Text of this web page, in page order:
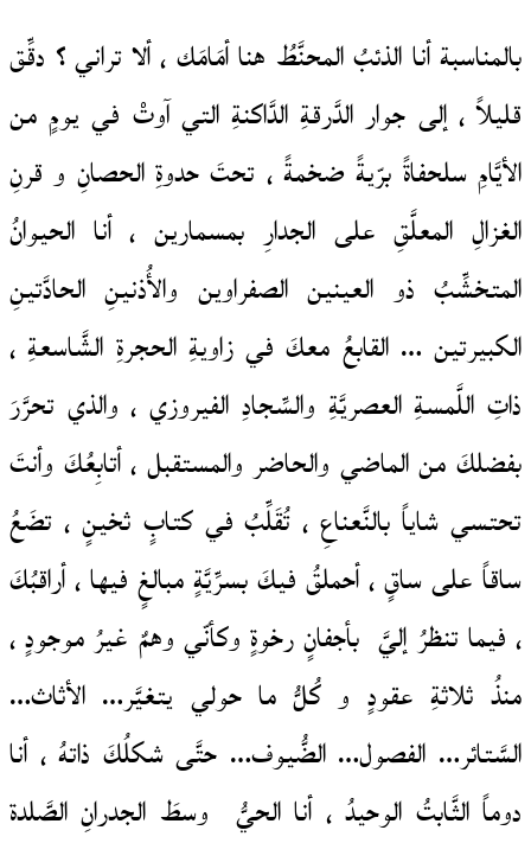
بالمناسبة أنا الذئبُ المحنَّطُ هنا أمَامَك ، ألا تراني ؟ دقِّق
قليلاً ، إلى جوار الدَّرقةِ الدَّاكنةِ التي آوتْ في يومٍ من
الأيَّامِ سلحفاةً برّيةً ضخمةً ، تحتَ حدوةِ الحصانِ و قرنِ
الغزالِ المعلَّقِ على الجدارِ بمسمارين ، أنا الحيوانُ
المتخشِّبُ ذو العينين الصفراوين والأُذنينِ الحادَّتينِ
الكبيرتين … القابعُ معكَ في زاويةِ الحجرةِ الشَّاسعةِ ،
ذاتِ اللَّمسةِ العصريَّةِ والسِّجادِ الفيروزي ، والذي تحرَّرَ
بفضلكَ من الماضي والحاضر والمستقبل ، أتابِعُكَ وأنتَ
تحتسي شاياً بالنَّعناعِ ، تُقَلِّبُ في كتابٍ ثخينٍ ، تضَعُ
ساقاً على ساقٍ ، أحملقُ فيكَ بسرِّيَّةٍ مبالغٍ فيها ، أراقبُكَ
، فيما تنظرُ إليَّ بأجفانٍ رخوةٍ وكأنّي وهمٌ غيرُ موجودٍ ،
منذُ ثلاثةِ عقودٍ و كُلُّ ما حولي يتغيَّر… الأثاث…
السَّتائر… الفصول… الضُّيوف… حتَّى شكلُكَ ذاتهُ ، أنا
دوماً الثَّابتُ الوحيدُ ، أنا الحيُّ وسطَ الجدرانِ الصَّلدة